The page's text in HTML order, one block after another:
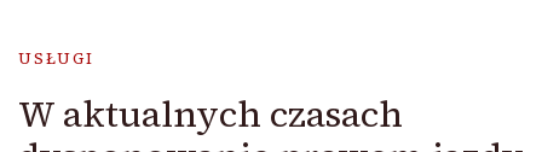
USŁUGI
W aktualnych czasach